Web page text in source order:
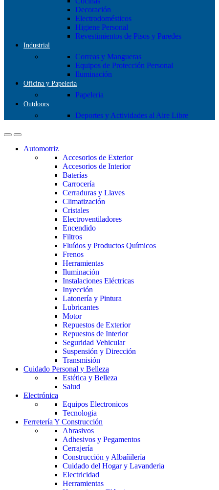
Decoración
Electrodomésticos
Higiene Personal
Revestimientos de Pisos y Paredes
Industrial
Correas y Mangueras
Equipos de Protección Personal
Iluminación
Oficina y Papelería
Papeleria
Outdoors
Deportes y Actividades al Aire Libre
Automotriz
Accesorios de Exterior
Accesorios de Interior
Baterías
Carrocería
Cerraduras y Llaves
Climatización
Cristales
Electroventiladores
Encendido
Filtros
Fluídos y Productos Químicos
Frenos
Herramientas
Iluminación
Instalaciones Eléctricas
Inyección
Latonería y Pintura
Lubricantes
Motor
Repuestos de Exterior
Repuestos de Interior
Seguridad Vehicular
Suspensión y Dirección
Transmisión
Cuidado Personal y Belleza
Estética y Belleza
Salud
Electrónica
Equipos Electronicos
Tecnologia
Ferretería Y Construcción
Abrasivos
Adhesivos y Pegamentos
Cerrajería
Construcción y Albañilería
Cuidado del Hogar y Lavanderia
Electricidad
Herramientas